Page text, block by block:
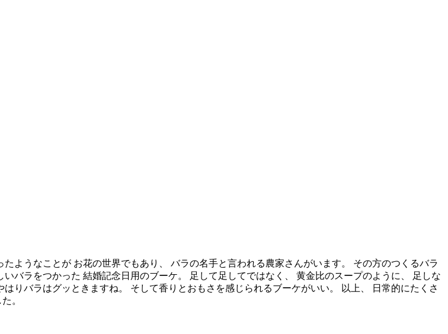
ようなことが お花の世界でもあり、 バラの名手と言われる農家さんがいます。 その方のつくるバラ
バラをつかった 結婚記念日用のブーケ。 足して足してではなく、 黄金比のスープのように、 足しな
りバラはグッときますね。 そして香りとおもさを感じられるブーケがいい。 以上、 日常的にたくさ
。